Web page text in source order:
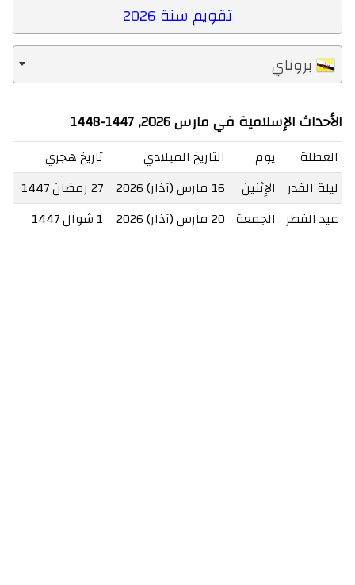
تقويم سنة 2026
بروناي
الأحداث الإسلامية في مارس 2026, 1447-1448
العطلة يوم التاريخ الميلادي
تاريخ هجري
ليلة القدر الإثنين 16 مارس (آذار) 2026
27 رمضان 1447
عيد الفطر الجمعة 20 مارس (آذار) 2026 1 شوال 1447